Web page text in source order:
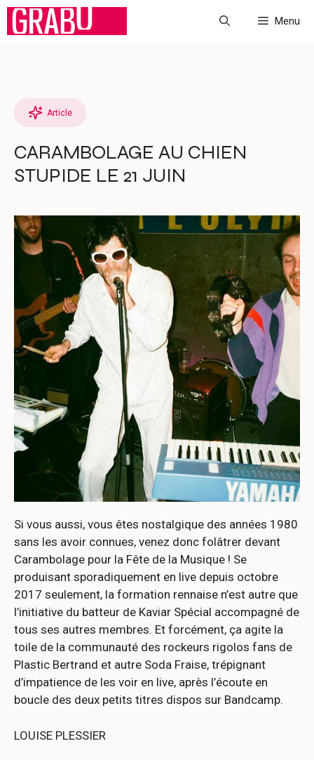
Aller
Menu
Article
CARAMBOLAGE AU CHIEN
STUPIDE LE 21 JUIN
Si vous aussi, vous êtes nostalgique des années 1980
sans les avoir connues, venez donc folâtrer devant
Carambolage pour la Fête de la Musique ! Se
produisant sporadiquement en live depuis octobre
2017 seulement, la formation rennaise n’est autre que
l’initiative du batteur de Kaviar Spécial accompagné de
tous ses autres membres. Et forcément, ça agite la
toile de la communauté des rockeurs rigolos fans de
Plastic Bertrand et autre Soda Fraise, trépignant
d’impatience de les voir en live, après l’écoute en
boucle des deux petits titres dispos sur Bandcamp.
LOUISE PLESSIER